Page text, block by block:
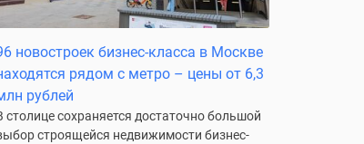
новостроек бизнес-класса в Москве
рядом с метро – цены от 6,3
рублей
столице сохраняется достаточно большой
строящейся недвижимости бизнес-